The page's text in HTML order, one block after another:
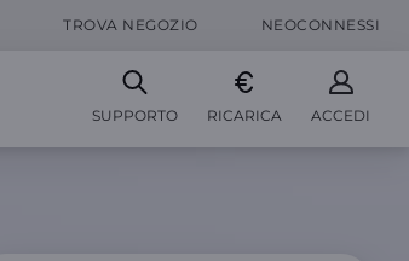
TROVA NEGOZIO NEOCONNESSI
SUPPORTO RICARICA ACCEDI